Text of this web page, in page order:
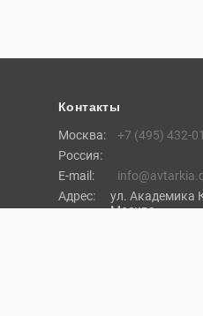
Контакты
Москва:
+7 (495) 432-
Россия:
E-mail:
Адрес:
ул. Академика
Москва